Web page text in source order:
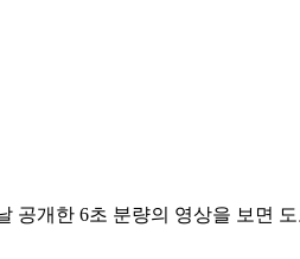
공개한 6초 분량의 영상을 보면